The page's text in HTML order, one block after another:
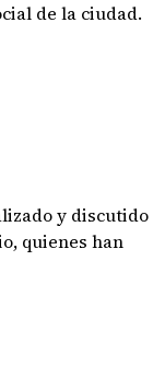
de la ciudad.
y discutido
quienes han